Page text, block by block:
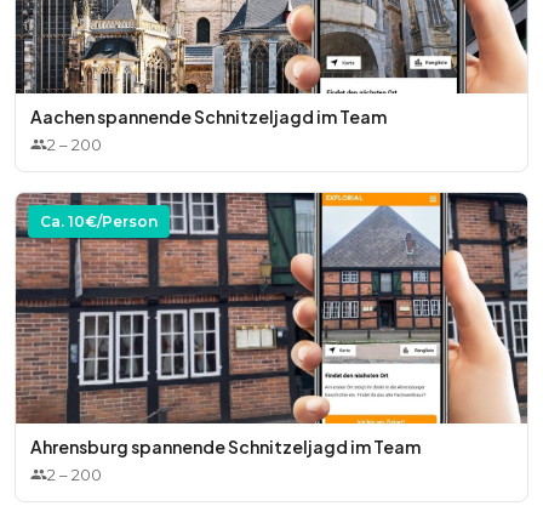
Aachen spannende Schnitzeljagd im Team
2 –200
Ca. 10€/Person
Ahrensburg spannende Schnitzeljagd im Team
2 –200